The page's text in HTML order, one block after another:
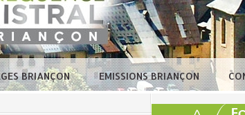
BRIANÇON EMISSIONS BRIANÇON